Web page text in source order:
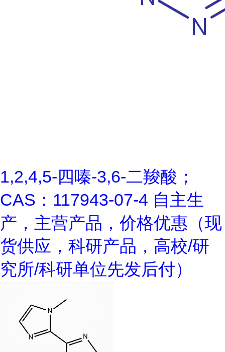
1,2,4,5-四嗪-3,6-二羧酸；
CAS：117943-07-4 自主生
产，主营产品，价格优惠（现
货供应，科研产品，高校/研
究所/科研单位先发后付）